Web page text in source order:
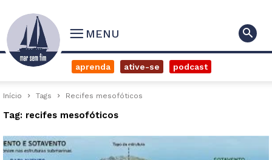
MENU
aprenda ative-se podcast
Início Tags Recifes mesofóticos
Tag: recifes mesofóticos